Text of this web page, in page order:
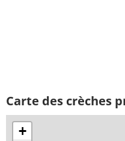
Carte des crèches
+